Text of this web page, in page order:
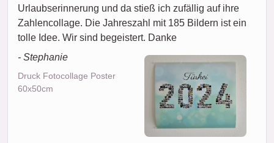
Urlaubserinnerung und da stieß ich zufällig auf ihre
Zahlencollage. Die Jahreszahl mit 185 Bildern ist ein
tolle Idee. Wir sind begeistert. Danke
- Stephanie
Druck Fotocollage Poster
60x50cm